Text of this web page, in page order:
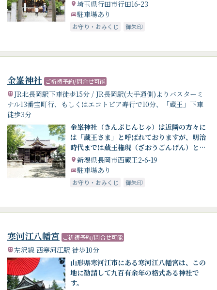
癒はもちろん、癌にならないように、そして
転移のないようになど 幅広いご神徳がありま
す
埼玉県行田市行田16-23
駐車場あり
お守り・おみくじ 御朱印
金峯神社 ご祈祷予約/問合せ可能
JR北長岡駅下車徒歩15分 / JR長岡駅(大手通側)よりバスターミ
ナル13番宝町行、もしくはエコトピア寿行で10分、「蔵王」下車
徒歩3分
金峯神社（きんぷじんじゃ）は近隣の方々に
は「蔵王さま」と呼ばれておりますが、明治
時代までは蔵王権現（ざおうごんげん）と称
し、神仏習合の特色が強い霊場でした。
新潟県長岡市西蔵王2-6-19
駐車場あり
お守り・おみくじ 御朱印
寒河江八幡宮 ご祈祷予約/問合せ可能
左沢線 西寒河江駅 徒歩10分
山形県寒河江市にある寒河江八幡宮は、この
地に勧請して九百有余年の格式ある神社で
す。